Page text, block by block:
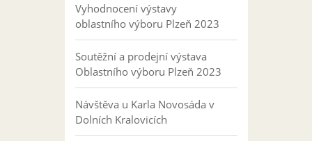
Vyhodnocení výstavy
oblastního výboru Plzeň 2023
Soutěžní a prodejní výstava
Oblastního výboru Plzeň 2023
Návštěva u Karla Novosáda v
Dolních Kralovicích